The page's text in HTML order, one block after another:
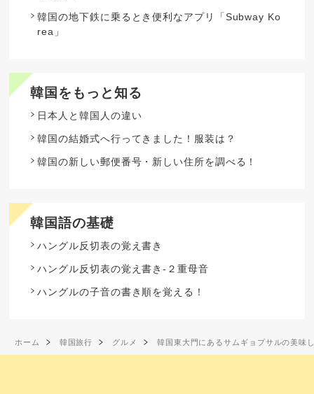
韓国の地下鉄に乗るとき便利なアプリ「Subway Ko
rea」
韓国をもっと知る
日本人と韓国人の違い
韓国の結婚式へ行ってきました！服装は？
韓国の新しい郵便番号・新しい住所を調べる！
韓国語の基礎
ハングル反切表の覚え書き
ハングル反切表の覚え書き-２重母音
ハングルの子音の書き順を覚える！
ホーム 韓国旅行 グルメ 韓国東大門にあるサムギョプサルの美味